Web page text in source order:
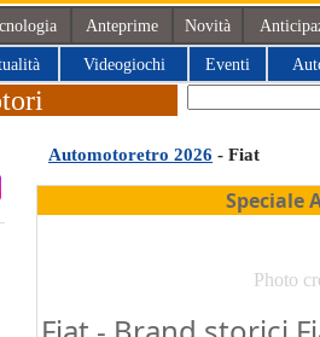
Anteprime Novità
Videogiochi Eventi
Automotoretro 2026 - Fiat
Speciale
Photo